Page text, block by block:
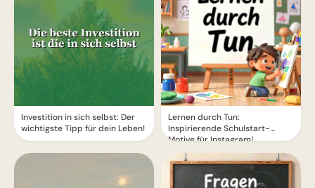
Investition in sich selbst: Der
wichtigste Tipp für dein Leben!
Lernen durch Tun:
Inspirierende Schulstart-
Motive für Instagram!